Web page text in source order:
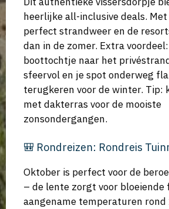
heerlijke all-inclusive deals. Met
perfect strandweer en de
dan in de zomer. Extra
boottochtje naar het
sfeervol en je spot onderweg
terugkeren voor de winter. Tip:
met dakterras voor de mooiste
zonsondergangen.
🎒 Rondreizen: Rondreis
Oktober is perfect voor de
– de lente zorgt voor bloeiende
aangename temperaturen rond